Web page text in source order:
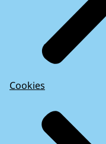
Cookies